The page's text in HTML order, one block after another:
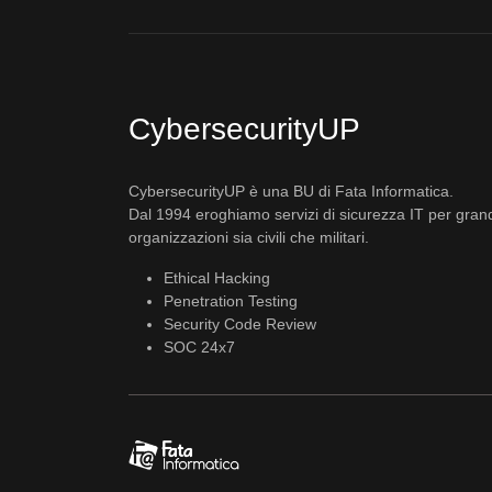
CybersecurityUP
CybersecurityUP è una BU di Fata Informatica.
Dal 1994 eroghiamo servizi di sicurezza IT per
organizzazioni sia civili che militari.
Ethical Hacking
Penetration Testing
Security Code Review
SOC 24x7